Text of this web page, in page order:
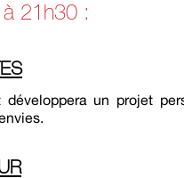
21h30 :
un projet